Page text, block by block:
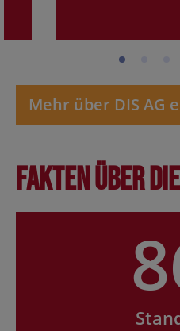
Mehr über DIS AG
Fakten über die